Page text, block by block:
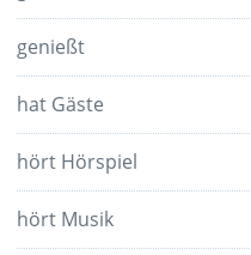
genießt
hat Gäste
hört Hörspiel
hört Musik